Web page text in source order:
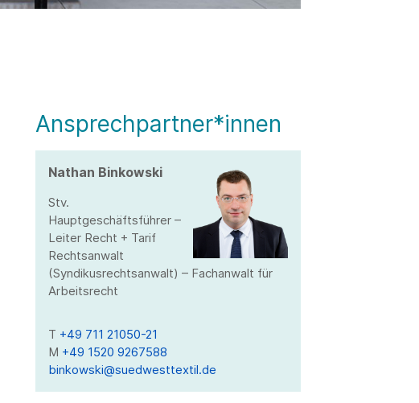
Ansprechpartner*innen
Nathan Binkowski
Stv.
Hauptgeschäftsführer –
Leiter Recht + Tarif
Rechtsanwalt
(Syndikusrechtsanwalt) – Fachanwalt für
Arbeitsrecht
T +49 711 21050-21
M +49 1520 9267588
binkowski@suedwesttextil.de